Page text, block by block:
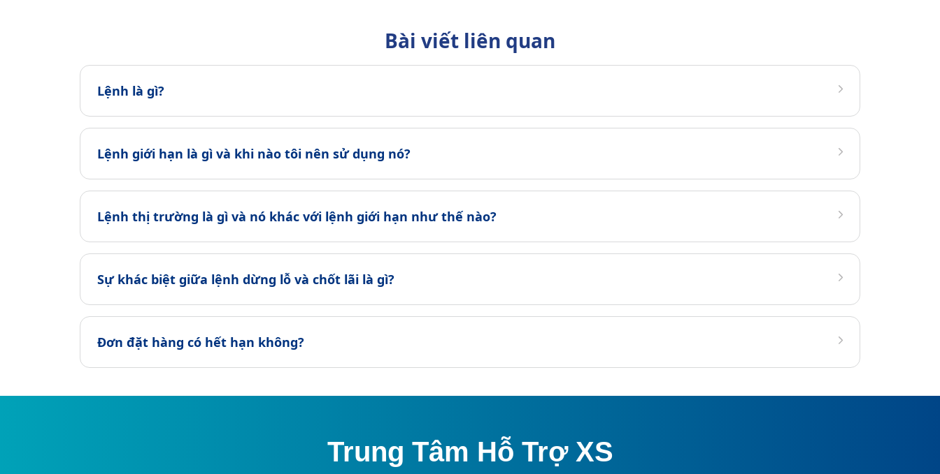
Bài viết liên quan
Lệnh là gì?
Lệnh giới hạn là gì và khi nào tôi nên sử dụng nó?
Lệnh thị trường là gì và nó khác với lệnh giới hạn như thế nào?
Sự khác biệt giữa lệnh dừng lỗ và chốt lãi là gì?
Đơn đặt hàng có hết hạn không?
Trung Tâm Hỗ Trợ XS